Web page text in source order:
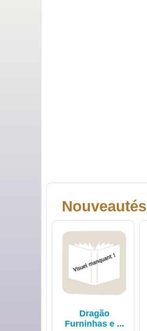
Nouveautés
Dragão
Furninhas e ...